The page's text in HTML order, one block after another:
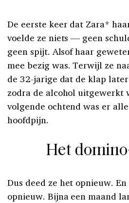
De eerste keer dat Zara*
voelde ze niets — geen
geen spijt. Alsof haar
mee bezig was. Terwijl ze
de 32-jarige dat de klap
zodra de alcohol uitgewerkt
volgende ochtend was er
hoofdpijn.
Het
Dus deed ze het opnieuw.
opnieuw. Bijna een maand